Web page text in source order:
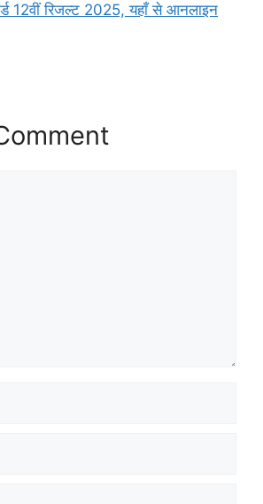
12वीं रिजल्ट 2025, यहाँ से आनलाइन